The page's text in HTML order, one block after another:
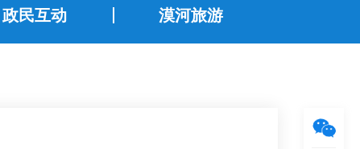
政民互动 漠河旅游